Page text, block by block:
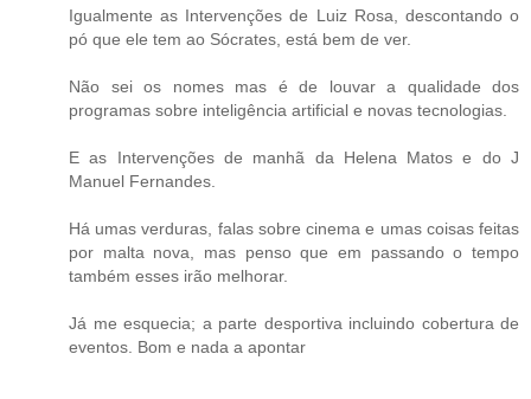
Igualmente as Intervenções de Luiz Rosa, descontando o
pó que ele tem ao Sócrates, está bem de ver.
Não sei os nomes mas é de louvar a qualidade dos
programas sobre inteligência artificial e novas tecnologias.
E as Intervenções de manhã da Helena Matos e do J
Manuel Fernandes.
Há umas verduras, falas sobre cinema e umas coisas feitas
por malta nova, mas penso que em passando o tempo
também esses irão melhorar.
Já me esquecia; a parte desportiva incluindo cobertura de
eventos. Bom e nada a apontar